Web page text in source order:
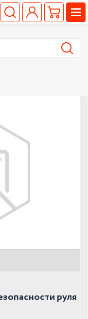
руля